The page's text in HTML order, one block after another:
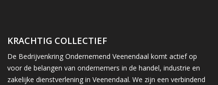
KRACHTIG COLLECTIEF
De Bedrijvenkring Ondernemend Veenendaal komt actief op
voor de belangen van ondernemers in de handel, industrie en
zakelijke dienstverlening in Veenendaal. We zijn een verbindend